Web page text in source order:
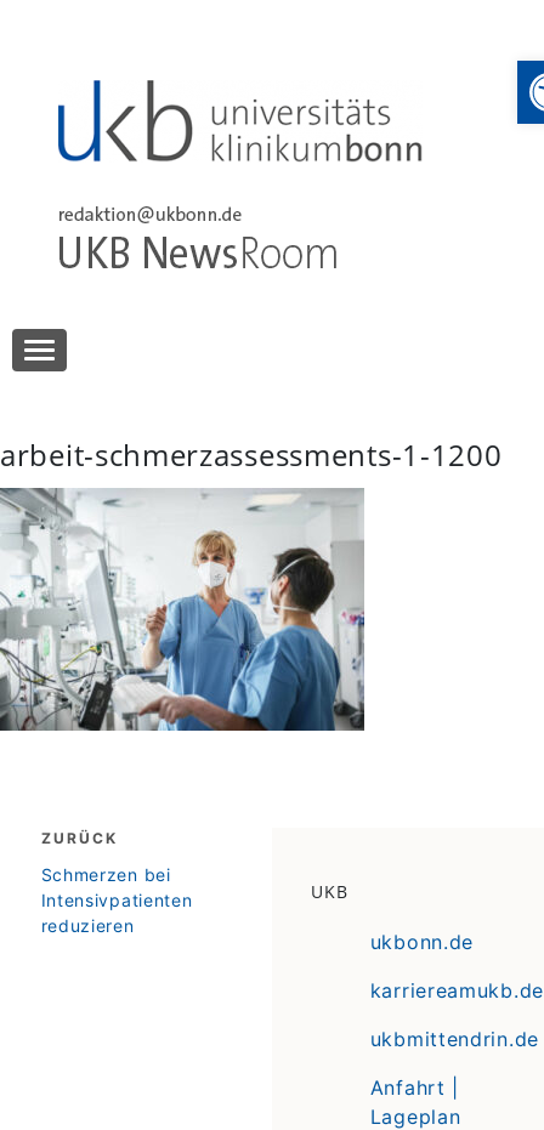
UKB NewsRoom
arbeit-schmerzassessments-1-1200
Beitragsnavigation
ZURÜCK
zurück
Schmerzen bei
Intensivpatienten
reduzieren
UKB
ukbonn.de
karriereamukb.de
ukbmittendrin.de
Anfahrt |
Lageplan